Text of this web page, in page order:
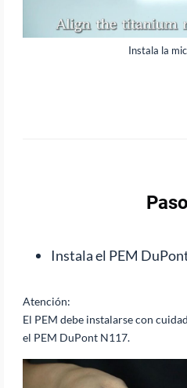
Instala la
Instala el PEM
Atención:
El PEM debe instalarse con
el PEM DuPont N117.